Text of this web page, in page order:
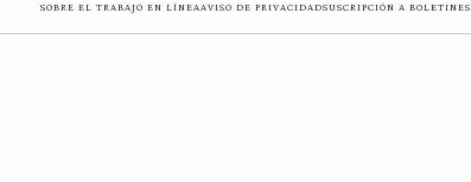
SOBRE EL TRABAJO EN LÍNEAAVISO DE PRIVACIDADSUSCRIPCIÓN A BOLETINES